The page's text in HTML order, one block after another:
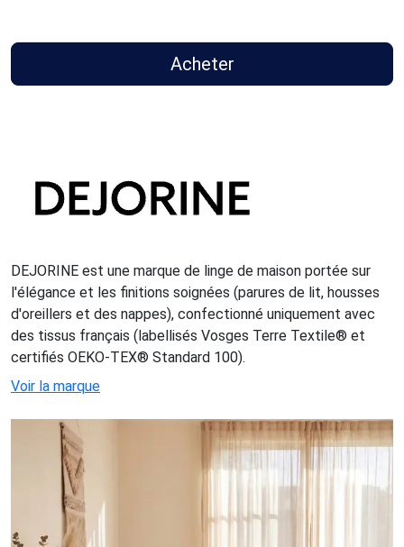
Acheter
DEJORINE est une marque de linge de maison portée sur
l'élégance et les finitions soignées (parures de lit, housses
d'oreillers et des nappes), confectionné uniquement avec
des tissus français (labellisés Vosges Terre Textile® et
certifiés OEKO-TEX® Standard 100).
Voir la marque